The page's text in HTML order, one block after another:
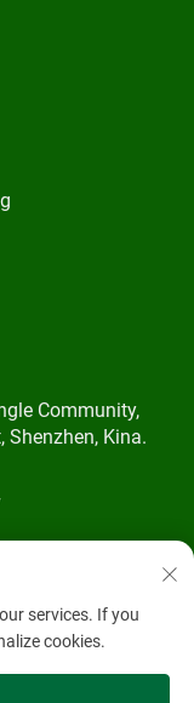
Community,
Shenzhen, Kina.
services. If you
cookies.